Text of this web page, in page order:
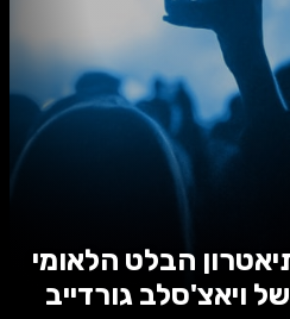
הבלט הלאומי
ויאצ'סלב גורדייב